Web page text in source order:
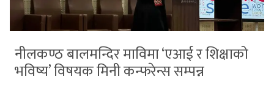
नीलकण्ठ बालमन्दिर माविमा ‘एआई र शिक्षाको
भविष्य’ विषयक मिनी कन्फरेन्स सम्पन्न